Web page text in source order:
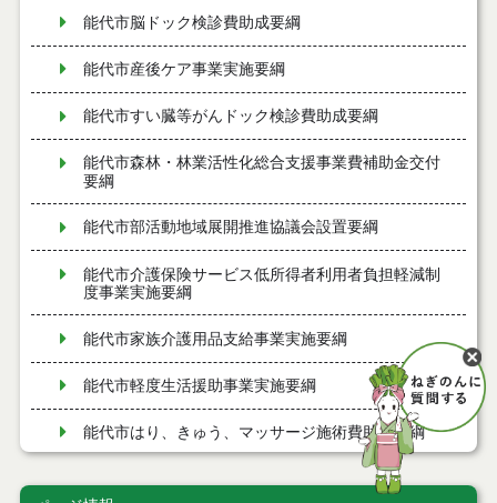
能代市脳ドック検診費助成要綱
能代市産後ケア事業実施要綱
能代市すい臓等がんドック検診費助成要綱
能代市森林・林業活性化総合支援事業費補助金交付
要綱
能代市部活動地域展開推進協議会設置要綱
能代市介護保険サービス低所得者利用者負担軽減制
度事業実施要綱
能代市家族介護用品支給事業実施要綱
能代市軽度生活援助事業実施要綱
能代市はり、きゅう、マッサージ施術費助成要綱
能代市寝たきり高齢者等訪問理容サービス事業実施
要綱